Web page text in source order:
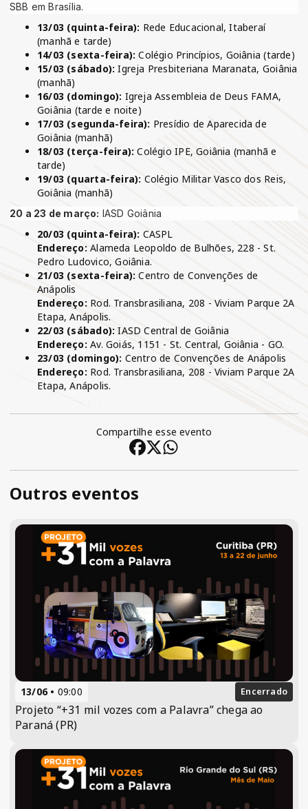
SBB em Brasília.
13/03 (quinta-feira): Rede Educacional, Itaberaí
(manhã e tarde)
14/03 (sexta-feira): Colégio Princípios, Goiânia (tarde)
15/03 (sábado): Igreja Presbiteriana Maranata, Goiânia
(manhã)
16/03 (domingo): Igreja Assembleia de Deus FAMA,
Goiânia (tarde e noite)
17/03 (segunda-feira): Presídio de Aparecida de
Goiânia (manhã)
18/03 (terça-feira): Colégio IPE, Goiânia (manhã e
tarde)
19/03 (quarta-feira): Colégio Militar Vasco dos Reis,
Goiânia (manhã)
20 a 23 de março: IASD Goiânia
20/03 (quinta-feira): CASPL
Endereço: Alameda Leopoldo de Bulhões, 228 - St.
Pedro Ludovico, Goiânia.
21/03 (sexta-feira): Centro de Convenções de
Anápolis
Endereço:Rod. Transbrasiliana, 208 - Viviam Parque 2A
Etapa, Anápolis.
22/03 (sábado): IASD Central de Goiânia
Endereço: Av. Goiás, 1151 - St. Central, Goiânia - GO.
23/03 (domingo): Centro de Convenções de Anápolis
Endereço: Rod. Transbrasiliana, 208 - Viviam Parque 2A
Etapa, Anápolis.
Outros eventos
13/06 09:00 Encerrado
Projeto “+31 mil vozes com a Palavra” chega ao
Paraná (PR)
Compartilhe esse evento